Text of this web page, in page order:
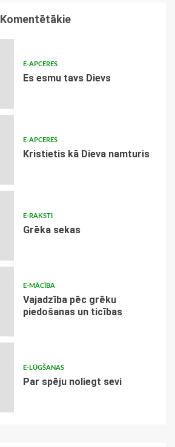
Komentētākie
E-APCERES
Es esmu tavs Dievs
E-APCERES
Kristietis kā Dieva namturis
E-RAKSTI
Grēka sekas
E-MĀCĪBA
Vajadzība pēc grēku
piedošanas un ticības
E-LŪGŠANAS
Par spēju noliegt sevi